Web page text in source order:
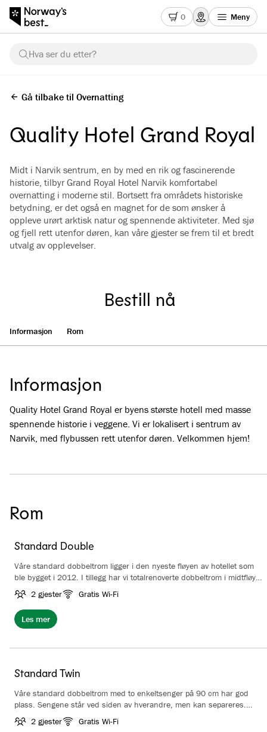
0 Meny
Hva ser du etter?
Gå tilbake til Overnatting
Quality Hotel Grand Royal
Midt i Narvik sentrum, en by med en rik og fascinerende
historie, tilbyr Grand Royal Hotel Narvik komfortabel
overnatting i moderne stil. Bortsett fra områdets historiske
betydning, er det også en magnet for de som ønsker å
oppleve urørt arktisk natur og spennende aktiviteter. Med sjø
og fjell rett utenfor døren, kan våre gjester se frem til et bredt
utvalg av opplevelser.
Bestill nå
Informasjon Rom
Informasjon
Quality Hotel Grand Royal er byens største hotell med masse
spennende historie i veggene. Vi er lokalisert i sentrum av
Narvik, med flybussen rett utenfor døren. Velkommen hjem!
Rom
Standard Double
Våre standard dobbeltrom ligger i den nyeste fløyen av hotellet som
ble bygget i 2012. I tillegg har vi totalrenoverte dobbeltrom i midtfløyen
av hotellet. De totalrenoverte rommene var ferdig i 2019. Sengen er
160 cm. Rommet har TV, arbeidspult og vannkoker med mulighet for
å lage kaffe eller te. Rommene er fra 21 kvm, og har parkett på gulvet.
Bad med dusj eller badekar. Vi gjør oppmerksom på at rommene kan
2 gjester Gratis Wi-Fi
Les mer
Standard Twin
Våre standard dobbeltrom med to enkeltsenger på 90 cm har god
plass. Sengene står ved siden av hverandre, men kan separeres.
Rommet har stor TV, arbeidspult og vannkoker med mulighet for å
lage kaffe eller te. Rommene er ca 24 kvm, har parkett på gulv og
2 gjester Gratis Wi-Fi